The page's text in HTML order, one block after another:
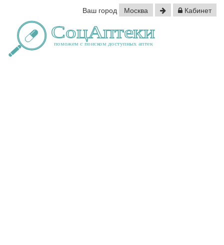
Ваш город Москва Кабинет